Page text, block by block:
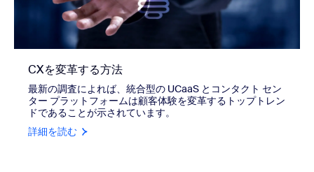
CXを変革する方法
最新の調査によれば、統合型の UCaaS とコンタクト セン
ター プラットフォームは顧客体験を変革するトップトレン
ドであることが示されています。
詳細を読む